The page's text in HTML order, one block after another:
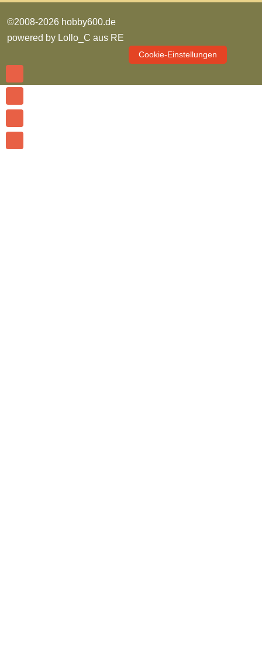
©2008-2026 hobby600.de
powered by Lollo_C aus RE
Cookie-Einstellungen